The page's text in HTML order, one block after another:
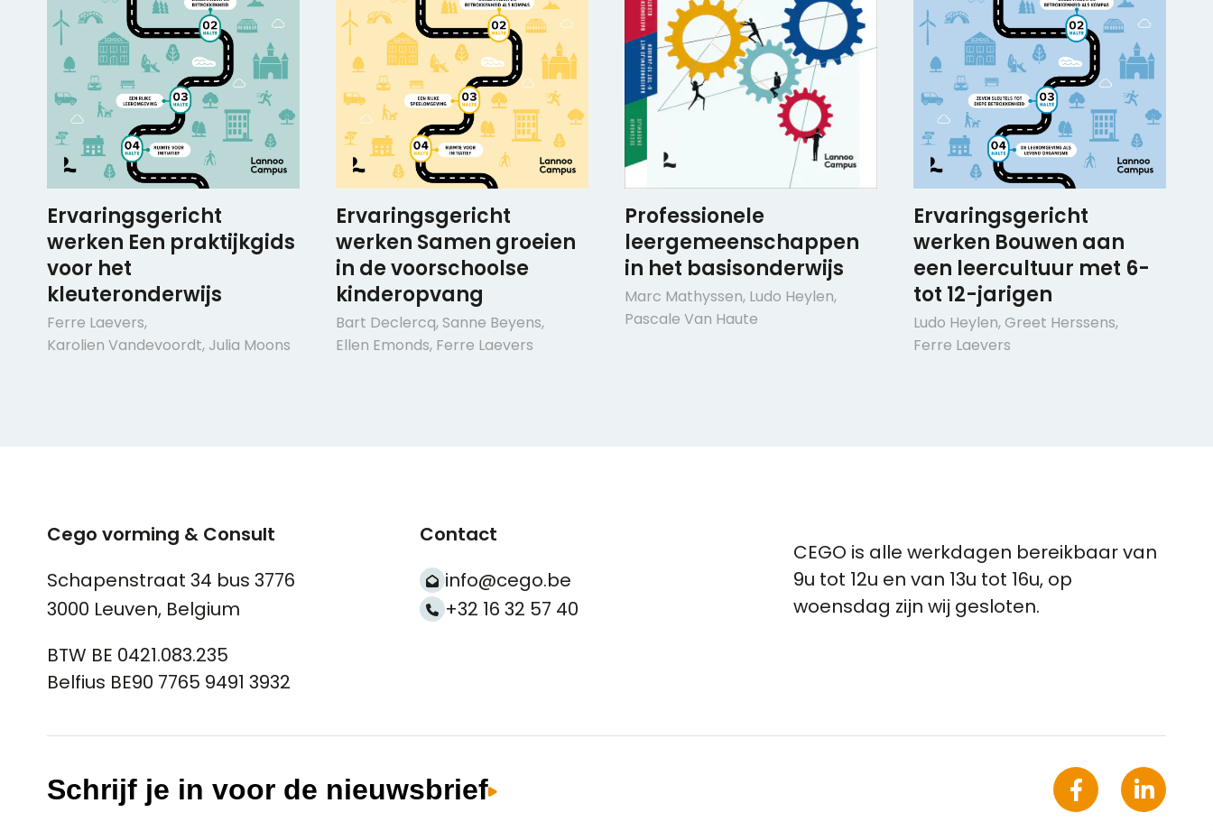
Ervaringsgericht
werken Een praktijkgids
voor het
kleuteronderwijs
Ferre Laevers,
Karolien Vandevoordt, Julia Moons
Ervaringsgericht
werken Samen groeien
in de voorschoolse
kinderopvang
Bart Declercq, Sanne Beyens,
Ellen Emonds, Ferre Laevers
Professionele
leergemeenschappen
in het basisonderwijs
Marc Mathyssen, Ludo Heylen,
Pascale Van Haute
Ervaringsgericht
werken Bouwen aan
een leercultuur met 6-
tot 12-jarigen
Ludo Heylen,Greet Herssens,
Ferre Laevers
Cego vorming & Consult
Schapenstraat 34 bus 3776
3000 Leuven, Belgium
BTW BE 0421.083.235
Belfius BE90 7765 9491 3932
Contact
info@cego.be
+32 16 32 57 40
CEGO is alle werkdagen bereikbaar van
9u tot 12u en van 13u tot 16u, op
woensdag zijn wij gesloten.
Schrijf je in voor de nieuwsbrief